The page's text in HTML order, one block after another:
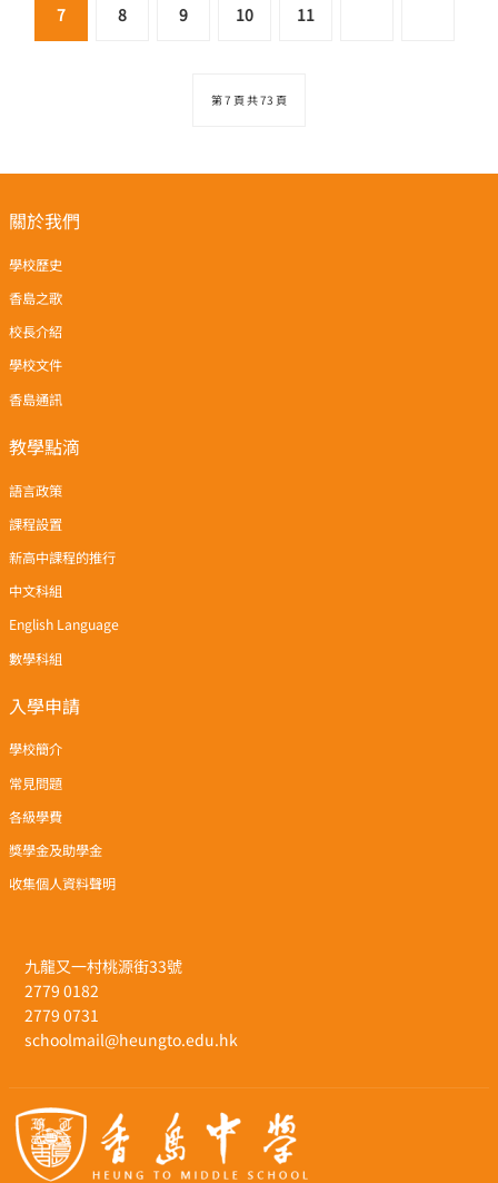
7 8 9 10 11
第 7 頁 共 73 頁
九龍又一村桃源街33號
2779 0182
2779 0731
schoolmail@heungto.edu.hk
關於我們
學校歷史
香島之歌
校長介紹
學校文件
香島通訊
教學點滴
語言政策
課程設置
新高中課程的推行
中文科組
English Language
數學科組
入學申請
學校簡介
常見問題
各級學費
獎學金及助學金
收集個人資料聲明